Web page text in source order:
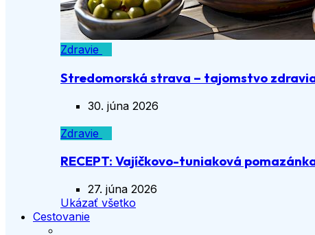
Zdravie
Stredomorská strava – tajomstvo
30. júna 2026
Zdravie
RECEPT: Vajíčkovo-tuniaková
27. júna 2026
Ukázať všetko
Cestovanie